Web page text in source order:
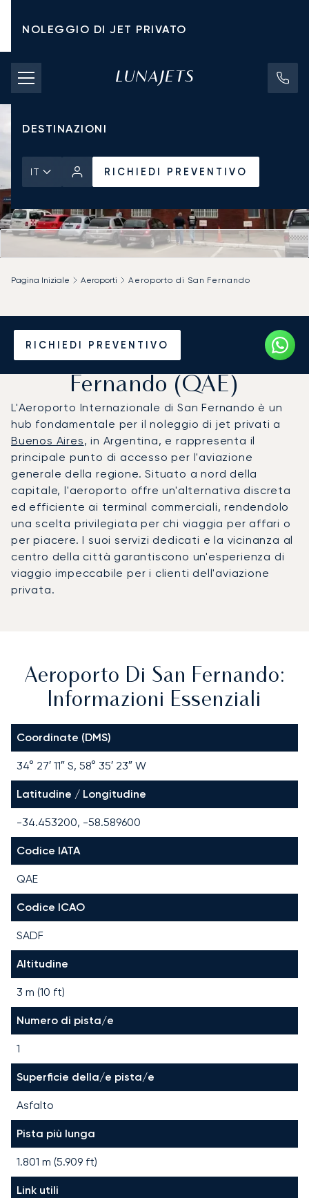
NOLEGGIO DI JET PRIVATO
TARIFFE DI NOLEGGIO
JET PRIVATI
DESTINAZIONI
IT RICHIEDI PREVENTIVO
RICHIEDI PREVENTIVO
Pagina Iniziale Aeroporti Aeroporto di San Fernando
Noleggio jet privato per
l'Aeroporto di San
Fernando (QAE)
L'Aeroporto Internazionale di San Fernando è un
hub fondamentale per il noleggio di jet privati a
Buenos Aires, in Argentina, e rappresenta il
principale punto di accesso per l'aviazione
generale della regione. Situato a nord della
capitale, l'aeroporto offre un'alternativa discreta
ed efficiente ai terminal commerciali, rendendolo
una scelta privilegiata per chi viaggia per affari o
per piacere. I suoi servizi dedicati e la vicinanza al
centro della città garantiscono un'esperienza di
viaggio impeccabile per i clienti dell'aviazione
privata.
Aeroporto Di San Fernando:
Informazioni Essenziali
Coordinate (DMS)
34° 27′ 11″ S, 58° 35′ 23″ W
Latitudine / Longitudine
-34.453200, -58.589600
Codice IATA
QAE
Codice ICAO
SADF
Altitudine
3 m (10 ft)
Numero di pista/e
1
Superficie della/e pista/e
Asfalto
Pista più lunga
1.801 m (5.909 ft)
Link utili